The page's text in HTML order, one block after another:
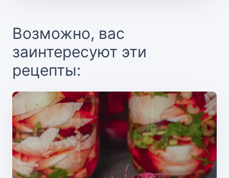
Возможно, вас
заинтересуют эти
рецепты: